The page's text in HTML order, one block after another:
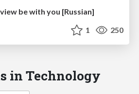
be with you [Russian]
1 250
in Technology